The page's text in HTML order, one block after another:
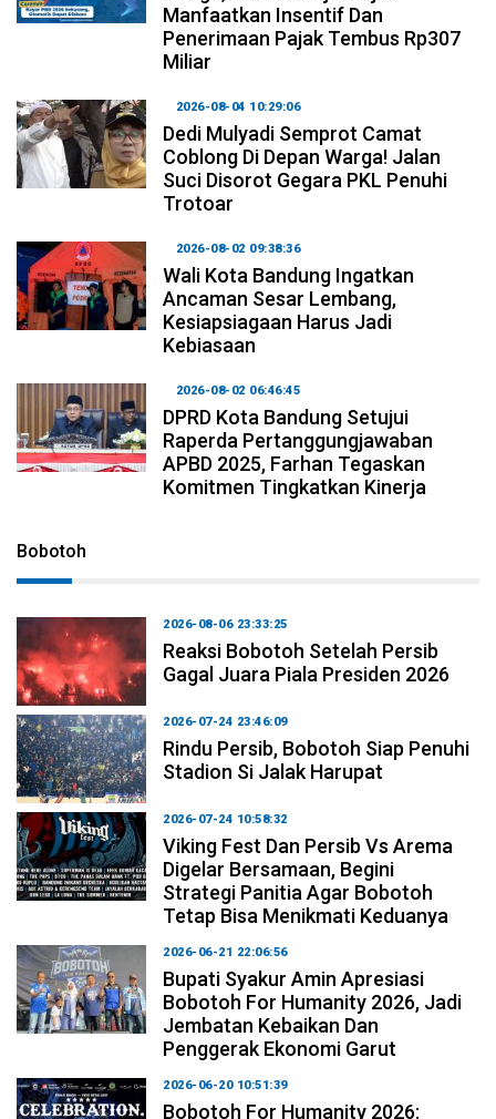
Manfaatkan Insentif Dan
Penerimaan Pajak Tembus Rp307
Miliar
2026-08-04 10:29:06
Dedi Mulyadi Semprot Camat
Coblong Di Depan Warga! Jalan
Suci Disorot Gegara PKL Penuhi
Trotoar
2026-08-02 09:38:36
Wali Kota Bandung Ingatkan
Ancaman Sesar Lembang,
Kesiapsiagaan Harus Jadi
Kebiasaan
2026-08-02 06:46:45
DPRD Kota Bandung Setujui
Raperda Pertanggungjawaban
APBD 2025, Farhan Tegaskan
Komitmen Tingkatkan Kinerja
Bobotoh
2026-08-06 23:33:25
Reaksi Bobotoh Setelah Persib
Gagal Juara Piala Presiden 2026
2026-07-24 23:46:09
Rindu Persib, Bobotoh Siap Penuhi
Stadion Si Jalak Harupat
2026-07-24 10:58:32
Viking Fest Dan Persib Vs Arema
Digelar Bersamaan, Begini
Strategi Panitia Agar Bobotoh
Tetap Bisa Menikmati Keduanya
2026-06-21 22:06:56
Bupati Syakur Amin Apresiasi
Bobotoh For Humanity 2026, Jadi
Jembatan Kebaikan Dan
Penggerak Ekonomi Garut
2026-06-20 10:51:39
Bobotoh For Humanity 2026: